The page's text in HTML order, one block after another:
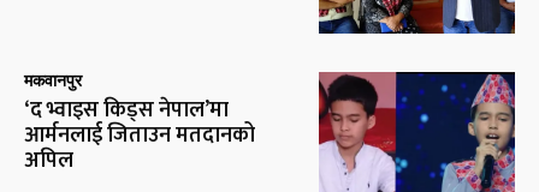
मकवानपुर
‘द भ्वाइस किड्स नेपाल’मा
आर्मनलाई जिताउन मतदानको
अपिल